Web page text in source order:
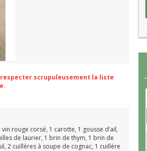
scrupuleusement la liste
rouge corsé, 1 carotte, 1 gousse d’ail,
de laurier, 1 brin de thym, 1 brin de
2 cuillères à soupe de cognac, 1 cuillère